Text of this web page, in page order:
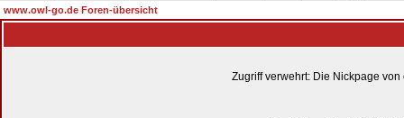
www.owl-go.de Foren-übersicht
Zugriff verwehrt: Die Nickpage von